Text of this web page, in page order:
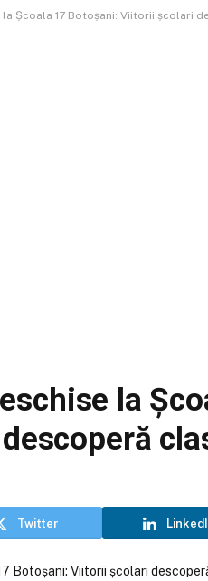
la Școala 17 Botoșani: Viitorii școlari
la
Twitter